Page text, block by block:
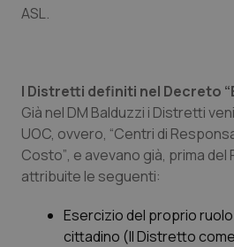
Quotidiano Oncologia
Quotidiano Pediatria
Rene & patologie
ASL.
I Distretti definiti nel Decreto “
Già nel DM Balduzzi i Distretti
UOC, ovvero, “Centri di
Costo”, e avevano già, prima del
attribuite le seguenti:
Esercizio del proprio
cittadino (Il Distretto